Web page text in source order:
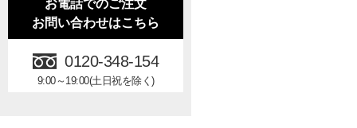
お電話でのご注文
お問い合わせはこちら
0120-348-154
9:00～19:00(土日祝を除く)